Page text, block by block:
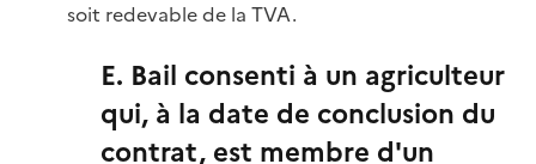
soit redevable de la TVA.
E. Bail consenti à un agriculteur
qui, à la date de conclusion du
contrat, est membre d'un